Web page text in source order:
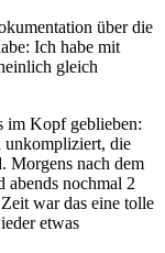
über die
Ich habe mit
gleich
im Kopf geblieben:
unkompliziert, die
Morgens nach dem
abends nochmal 2
war das eine tolle
etwas